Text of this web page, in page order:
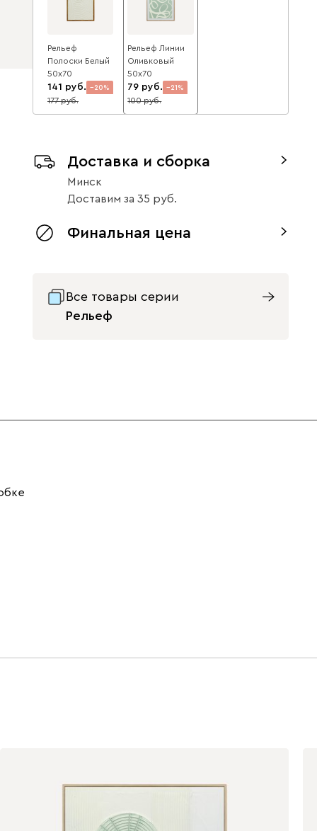
Рельеф
Полоски Белый
50x70
141 20
177
Рельеф Линии
Оливковый
50x70
79 21
100
Доставка и сборка
Минск
Доставим за 35
Финальная цена
Все товары серии
Рельеф